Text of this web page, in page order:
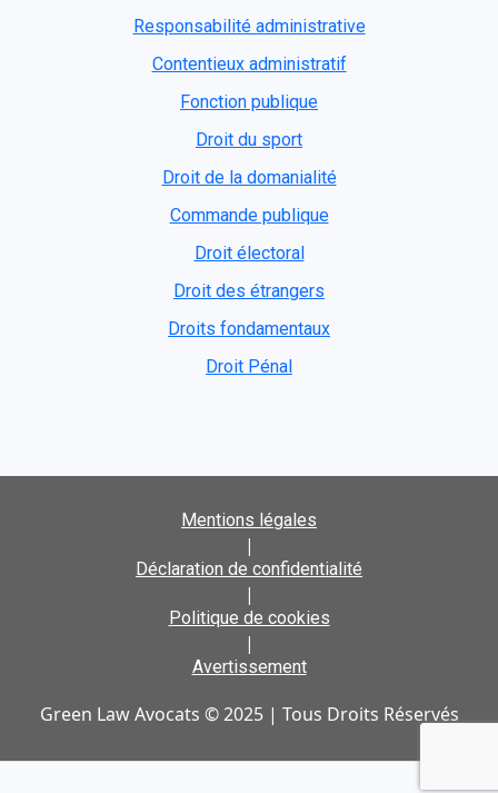
Responsabilité administrative
Contentieux administratif
Fonction publique
Droit du sport
Droit de la domanialité
Commande publique
Droit électoral
Droit des étrangers
Droits fondamentaux
Droit Pénal
Mentions légales
|
Déclaration de confidentialité
|
Politique de cookies
|
Avertissement
Green Law Avocats © 2025 | Tous Droits Réservés